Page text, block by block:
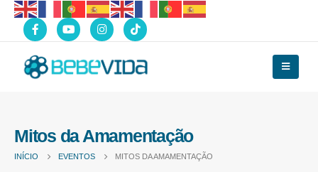
Mitos da Amamentação
INÍCIO EVENTOS MITOS DA AMAMENTAÇÃO